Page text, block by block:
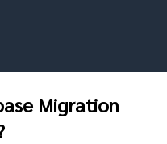
Migration